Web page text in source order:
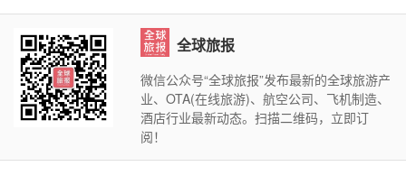
全球旅报
微信公众号“全球旅报”发布最新的全球旅游产
业、OTA(在线旅游)、航空公司、飞机制造、
酒店行业最新动态。扫描二维码，立即订
阅！